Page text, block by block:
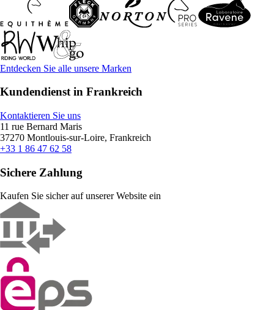
Entdecken Sie alle unsere Marken
Kundendienst in Frankreich
Kontaktieren Sie uns
11 rue Bernard Maris
37270 Montlouis-sur-Loire, Frankreich
+33 1 86 47 62 58
Sichere Zahlung
Kaufen Sie sicher auf unserer Website ein